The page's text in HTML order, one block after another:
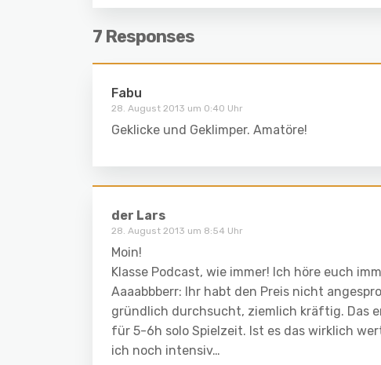
7 Responses
Fabu
28. August 2013 um 0:40 Uhr
Geklicke und Geklimper. Amatöre!
der Lars
28. August 2013 um 8:54 Uhr
Moin!
Klasse Podcast, wie immer! Ich höre euch
Aaaabbberr: Ihr habt den Preis nicht
gründlich durchsucht, ziemlich kräftig. Das
für 5-6h solo Spielzeit. Ist es das wirklich
ich noch intensiv…